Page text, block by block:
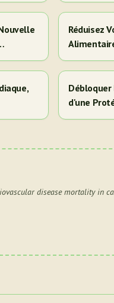
Réduisez
d'une
Cela
disease mortality in